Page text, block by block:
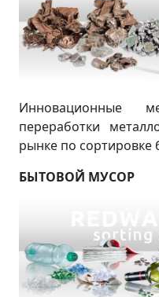
Инновационные
переработки
рынке по сортировке
БЫТОВОЙ МУСОР